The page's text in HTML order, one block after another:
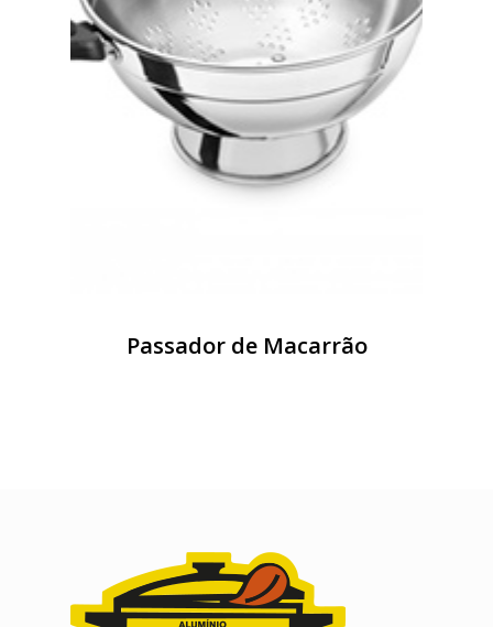
Passador de Macarrão